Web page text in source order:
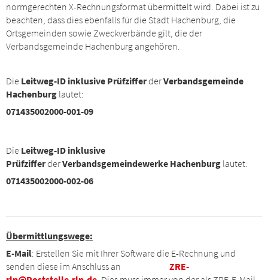
normgerechten X-Rechnungsformat übermittelt wird. Dabei ist zu
beachten, dass dies ebenfalls für die Stadt Hachenburg, die
Ortsgemeinden sowie Zweckverbände gilt, die der
Verbandsgemeinde Hachenburg angehören.
Die Leitweg-ID inklusive PrüfzifferderVerbandsgemeinde
Hachenburg lautet:
071435002000-001-09
Die Leitweg-ID inklusive
PrüfzifferderVerbandsgemeindewerke Hachenburg lautet:
071435002000-002-06
Übermittlungswege:
E-Mail: Erstellen Sie mit Ihrer Software die E-Rechnung und
senden diese im Anschluss an ZRE-